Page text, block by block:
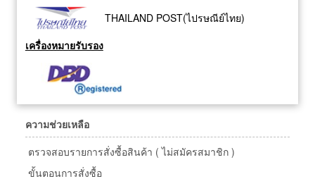
THAILAND POST(ไปรษณีย์ไทย)
เครื่องหมายรับรอง
ความช่วยเหลือ
ตรวจสอบรายการสั่งซื้อสินค้า ( ไม่สมัครสมาชิก )
ขั้นตอนการสั่งซื้อ